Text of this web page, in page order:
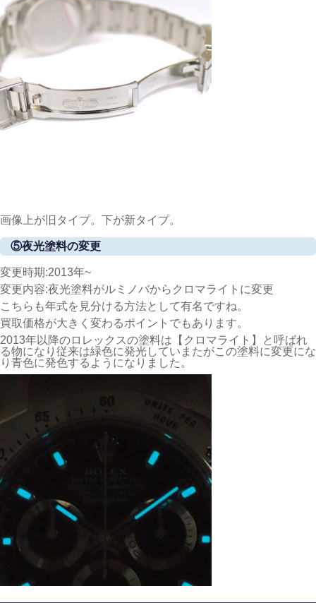
画像上が旧タイプ。下が新タイプ。
⑤夜光塗料の変更
変更時期:2013年~
変更内容:夜光塗料がルミノバからクロマライトに変更
こちらも年式を見分ける方法として有名ですね。
買取価格が大きく変わるポイントでもあります。
2013年以降のロレックスの塗料は【クロマライト】と呼ばれ
る物になり従来は緑色に発光していまたがこの塗料に変更にな
り青色に発色するようになりました。